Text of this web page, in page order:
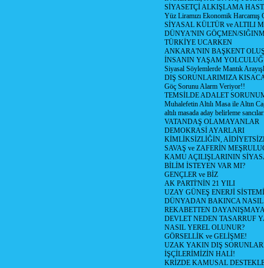
SİYASETÇİ ALKIŞLAMA
Yüz Liramızı Ekonomik Harcamış
SİYASAL KÜLTÜR ve ALTILI
DÜNYA'NIN GÖÇMEN/
TÜRKİYE UCARKEN
ANKARA'NIN BAŞKENT
İNSANIN YAŞAM
Siyasal Söylemlerde Mantık
DIŞ SORUNLARIMIZA
Göç Sorunu Alarm Veriyor!!
TEMSİLDE ADALET
Muhalefetin Altılı Masa ile Altın
altılı masada aday belirleme
VATANDAŞ OLAMAYANLAR
DEMOKRASİ AYARLARI
KİMLİKSİZLİĞİN,
SAVAŞ ve ZAFERİN
KAMU AÇILIŞLARININ
BİLİM İSTEYEN VAR MI?
GENÇLER ve BİZ
AK PARTİ'NİN 21 YILI
UZAY GÜNEŞ ENERJİ SİSTEMİ
DÜNYADAN BAKINCA
REKABETTEN
DEVLET NEDEN TASARRUF
NASIL YEREL OLUNUR?
GÖRSELLİK ve GELİŞME!
UZAK YAKIN DIŞ
İŞÇİLERİMİZİN HALİ!
KRİZDE KAMUSAL